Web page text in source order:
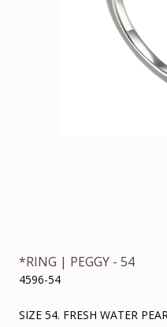
*RING | PEGGY - 54
4596-54
SIZE 54. FRESH WATER